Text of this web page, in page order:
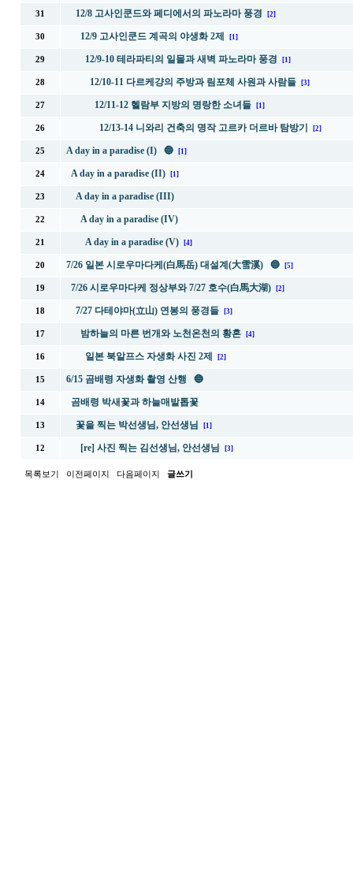
31 12/8 고사인쿤드와 페디에서의 파노라마 풍경 [2]
30 12/9 고사인쿤드 계곡의 야생화 2제 [1]
29 12/9-10 테라파티의 일몰과 새벽 파노라마 풍경 [1]
28 12/10-11 다르케걍의 주방과 림포체 사원과 사람들 [3]
27 12/11-12 헬람부 지방의 명랑한 소녀들 [1]
26 12/13-14 니와리 건축의 명작 고르카 더르바 탐방기 [2]
25 A day in a paradise (I) 🔵 [1]
24 A day in a paradise (II) [1]
23 A day in a paradise (III)
22 A day in a paradise (IV)
21 A day in a paradise (V) [4]
20 7/26 일본 시로우마다케(白馬岳) 대설계(大雪溪) 🔵 [5]
19 7/26 시로우마다케 정상부와 7/27 호수(白馬大湖) [2]
18 7/27 다테야마(立山) 연봉의 풍경들 [3]
17 밤하늘의 마른 번개와 노천온천의 황혼 [4]
16 일본 북알프스 자생화 사진 2제 [2]
15 6/15 곰배령 자생화 촬영 산행 🔵
14 곰배령 박새꽃과 하늘매발톱꽃
13 꽃을 찍는 박선생님, 안선생님 [1]
12 [re] 사진 찍는 김선생님, 안선생님 [3]
목록보기 이전페이지 다음페이지 글쓰기